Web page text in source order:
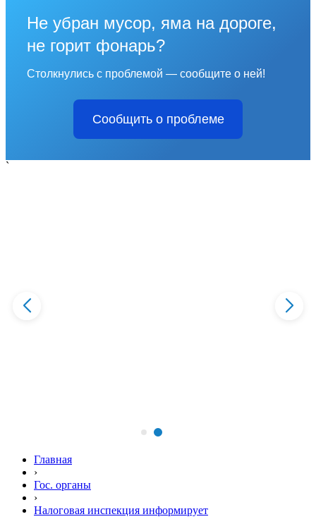
Не убран мусор, яма на дороге,
не горит фонарь?
Столкнулись с проблемой — сообщите о ней!
Сообщить о проблеме
`
Главная
›
Гос. органы
›
Налоговая инспекция информирует